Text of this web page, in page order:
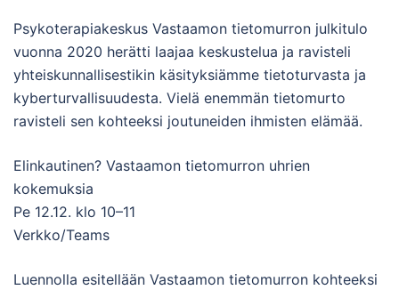
Psykoterapiakeskus Vastaamon tietomurron julkitulo
vuonna 2020 herätti laajaa keskustelua ja ravisteli
yhteiskunnallisestikin käsityksiämme tietoturvasta ja
kyberturvallisuudesta. Vielä enemmän tietomurto
ravisteli sen kohteeksi joutuneiden ihmisten elämää.
Elinkautinen? Vastaamon tietomurron uhrien
kokemuksia
Pe 12.12. klo 10–11
Verkko/Teams
Luennolla esitellään Vastaamon tietomurron kohteeksi